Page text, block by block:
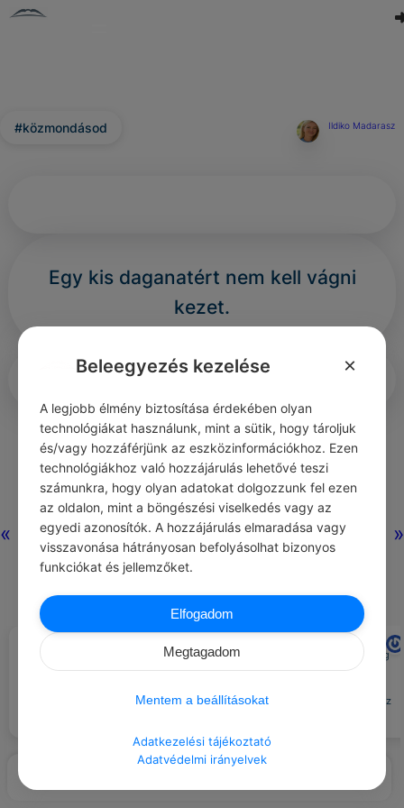
« »
#közmondásod Ildiko Madarasz
Egy kis daganatért nem kell vágni
kezet.
0 270
Nincs még hozzászólás.
#JÓ TANÁCS
Tanulj meg a türelmet legyen
ARA RAUCH
Ha az ember nem futamodik meg
a helyzet elől, hanem nekimegy
akkor a helyzet futamodik meg az
Beleegyezés kezelése ×
A legjobb élmény biztosítása érdekében olyan
technológiákat használunk, mint a sütik, hogy tároljuk
és/vagy hozzáférjünk az eszközinformációkhoz. Ezen
technológiákhoz való hozzájárulás lehetővé teszi
számunkra, hogy olyan adatokat dolgozzunk fel ezen
az oldalon, mint a böngészési viselkedés vagy az
egyedi azonosítók. A hozzájárulás elmaradása vagy
visszavonása hátrányosan befolyásolhat bizonyos
funkciókat és jellemzőket.
Elfogadom
Megtagadom
Mentem a beállításokat
Adatkezelési tájékoztató
Adatvédelmi irányelvek